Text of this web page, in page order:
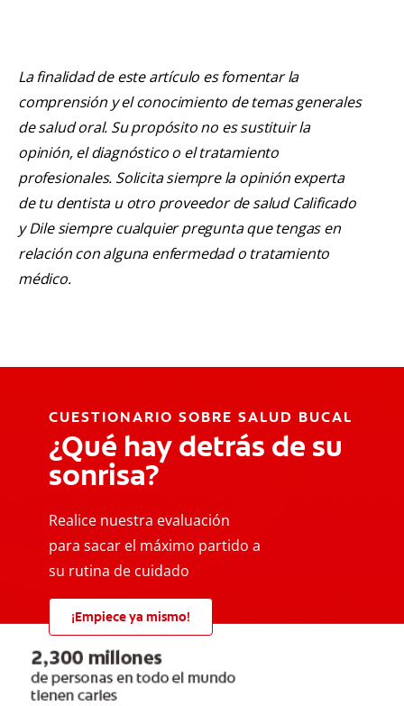
La finalidad de este artículo es fomentar la
comprensión y el conocimiento de temas generales
de salud oral. Su propósito no es sustituir la
opinión, el diagnóstico o el tratamiento
profesionales. Solicita siempre la opinión experta
de tu dentista u otro proveedor de salud Calificado
y Dile siempre cualquier pregunta que tengas en
relación con alguna enfermedad o tratamiento
médico.
CUESTIONARIO SOBRE SALUD BUCAL
¿Qué hay detrás de su
sonrisa?
Realice nuestra evaluación
para sacar el máximo partido a
su rutina de cuidado
¡Empiece ya mismo!